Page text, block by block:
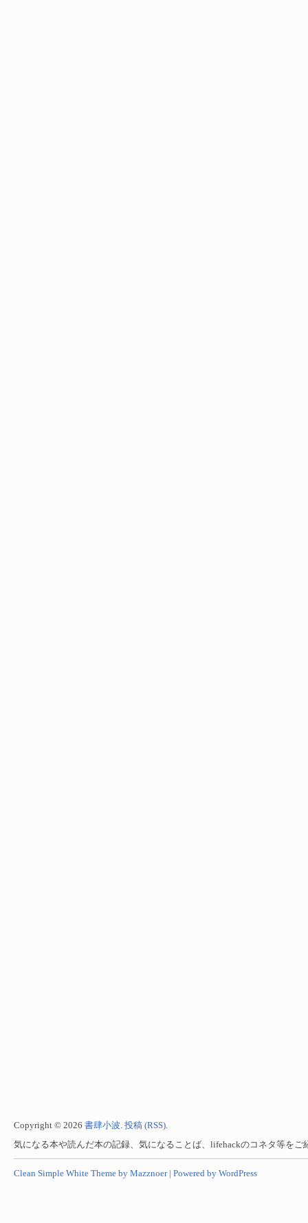
Copyright © 2026 書肆小波. 投稿 (RSS).
気になる本や読んだ本の記録、気になることば、lifehackのコネタ等をご
Clean Simple White Theme by Mazznoer | Powered by WordPress